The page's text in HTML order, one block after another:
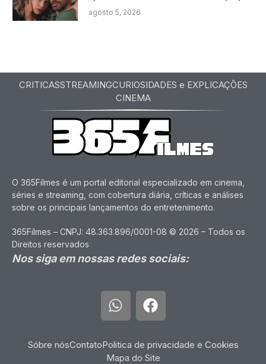
agosto 5, 2026
CRITICASSTREAMINGCURIOSIDADES e EXPLICAÇÕES
CINEMA
O 365Filmes é um portal editorial especializado em cinema,
séries e streaming, com cobertura diária, críticas e análises
sobre os principais lançamentos do entretenimento.
365Filmes – CNPJ: 48.363.896/0001-08 © 2026 – Todos os
Direitos reservados
Nos siga em nossas redes sociais:
Sóbre nósContatoPolitica de privacidade e Cookies
Mapa do Site